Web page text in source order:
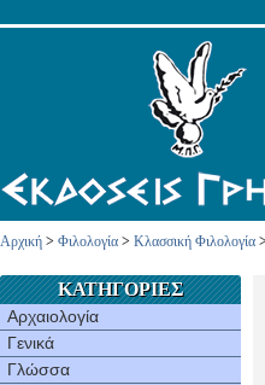
Αρχική > Φιλολογία > Κλασσική Φιλολογία
ΚΑΤΗΓΟΡΙΕΣ
Αρχαιολογία
Γενικά
Γλώσσα